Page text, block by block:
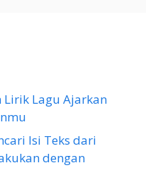
Lirik Lagu Ajarkan
Isi Teks dari
dengan